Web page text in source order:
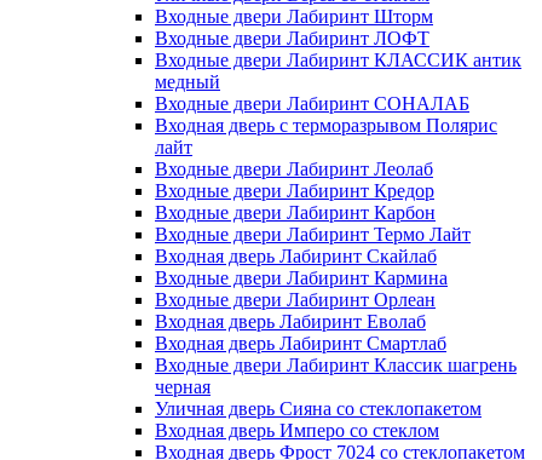
Входные двери Лабиринт Шторм
Входные двери Лабиринт ЛОФТ
Входные двери Лабиринт КЛАССИК антик
медный
Входные двери Лабиринт СОНАЛАБ
Входная дверь с терморазрывом Полярис
лайт
Входные двери Лабиринт Леолаб
Входные двери Лабиринт Кредор
Входные двери Лабиринт Карбон
Входные двери Лабиринт Термо Лайт
Входная дверь Лабиринт Скайлаб
Входные двери Лабиринт Кармина
Входные двери Лабиринт Орлеан
Входная дверь Лабиринт Еволаб
Входная дверь Лабиринт Смартлаб
Входные двери Лабиринт Классик шагрень
черная
Уличная дверь Сияна со стеклопакетом
Входная дверь Имперо со стеклом
Входная дверь Фрост 7024 со стеклопакетом